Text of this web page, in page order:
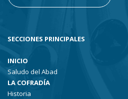
SECCIONES PRINCIPALES
INICIO
Saludo del Abad
LA COFRADÍA
Historia